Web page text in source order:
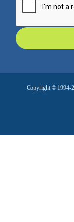
a
Copyright © 1994-